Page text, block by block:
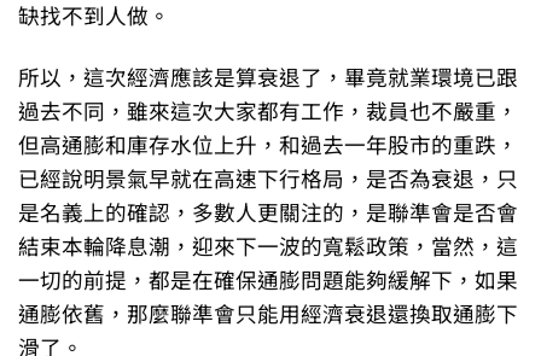
缺找不到人做。
所以，這次經濟應該是算衰退了，畢竟就業環境已跟
過去不同，雖來這次大家都有工作，裁員也不嚴重，
但高通膨和庫存水位上升，和過去一年股市的重跌，
已經說明景氣早就在高速下行格局，是否為衰退，只
是名義上的確認，多數人更關注的，是聯準會是否會
結束本輪降息潮，迎來下一波的寬鬆政策，當然，這
一切的前提，都是在確保通膨問題能夠緩解下，如果
通膨依舊，那麼聯準會只能用經濟衰退還換取通膨下
滑了。